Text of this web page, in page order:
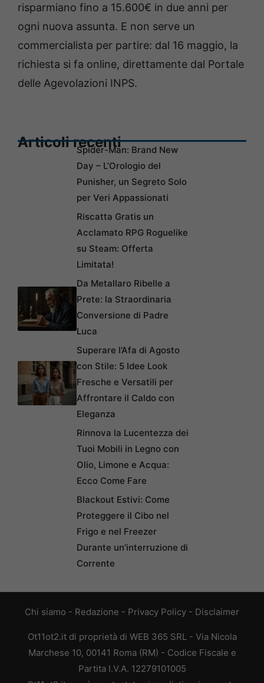
risparmiano fino a 15.600€ in due anni per
ogni nuova assunta. E non serve un
commercialista per partire: dal 16 maggio, la
richiesta si fa online, direttamente dal Portale
delle Agevolazioni INPS.
Articoli recentiSpider-Man: Brand New
Day – L’Orologio del
Punisher, un Segreto Solo
per Veri Appassionati
Riscatta Gratis un
Acclamato RPG Roguelike
su Steam: Offerta
Limitata!
Da Metallaro Ribelle a
Prete: la Straordinaria
Conversione di Padre
Luca
Superare l’Afa di Agosto
con Stile: 5 Idee Look
Fresche e Versatili per
Affrontare il Caldo con
Eleganza
Rinnova la Lucentezza dei
Tuoi Mobili in Legno con
Olio, Limone e Acqua:
Ecco Come Fare
Blackout Estivi: Come
Proteggere il Cibo nel
Frigo e nel Freezer
Durante un’interruzione di
Corrente
Chi siamo - Redazione - Privacy Policy - Disclaimer
Ot11ot2.it di proprietà di WEB 365 SRL - Via Nicola
Marchese 10, 00141 Roma (RM) - Codice Fiscale e
Partita I.V.A. 12279101005